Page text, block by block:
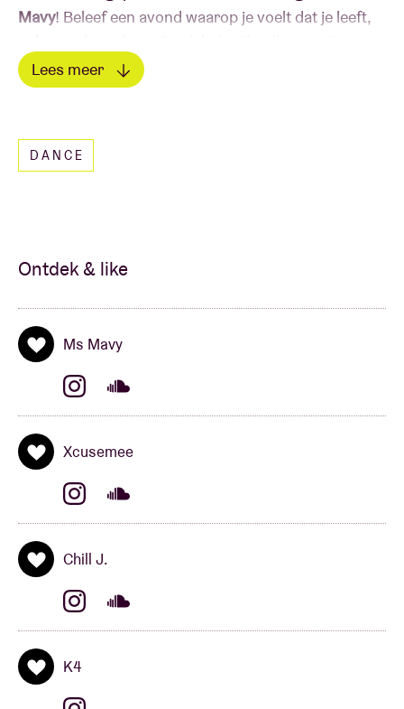
Mavy! Beleef een avond waarop je voelt dat je leeft,
Afro-muziekgenres in de clubscene wereldwijd. Van
Afrobeat tot Afrohouse, van Amapiano naar Global
door aanstekelijke ritmes en typerende Afro-beats.
culturele betekenis met andere muziekliefhebbers
op de dansvloer. Maar dat is nog niet alles! Afroplug
is niet alleen een feest: het is een dynamisch
platform om Afro-muziekproducers en - DJ’s te
ondersteunen, en wordt onder andere gebruikt door
producers van Beyoncé, Gunna, Asake, Sean Paul &
LINE UP :
Ms Mavy
K4
Chill J
Xcusemee
Lees meer
DANCE
Ontdek & like
Ms Mavy
Xcusemee
Chill J.
K4